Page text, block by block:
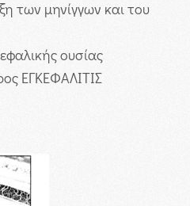
των μηνίγγων και του
ουσίας
ΕΓΚΕΦΑΛΙΤΙΣ